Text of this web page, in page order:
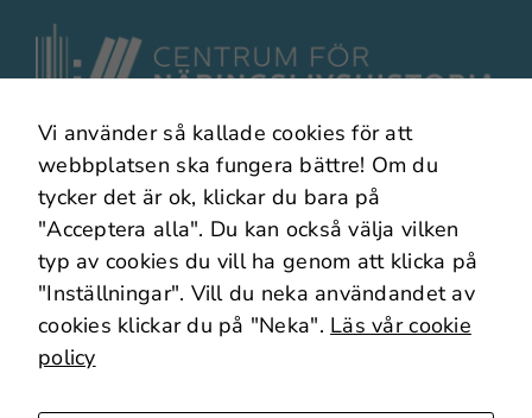
I samarbete med
Vi använder så kallade cookies för att
webbplatsen ska fungera bättre! Om du
tycker det är ok, klickar du bara på
"Acceptera alla". Du kan också välja vilken
typ av cookies du vill ha genom att klicka på
"Inställningar". Vill du neka användandet av
cookies klickar du på "Neka". Läs vår cookie
policy